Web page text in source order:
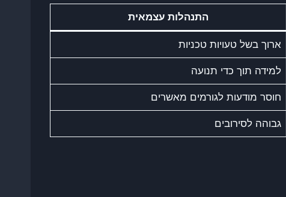
התנהלות עצמאית
ארוך בשל טעויות טכניות
למידה תוך כדי תנועה
חוסר מודעות לגורמים מאשרים
גבוהה לסירובים